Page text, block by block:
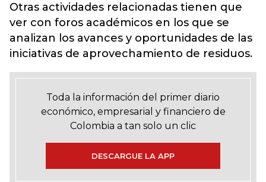
Otras actividades relacionadas tienen que
ver con foros académicos en los que se
analizan los avances y oportunidades de las
iniciativas de aprovechamiento de residuos.
Toda la información del primer diario
económico, empresarial y financiero de
Colombia a tan solo un clic
DESCARGUE LA APP